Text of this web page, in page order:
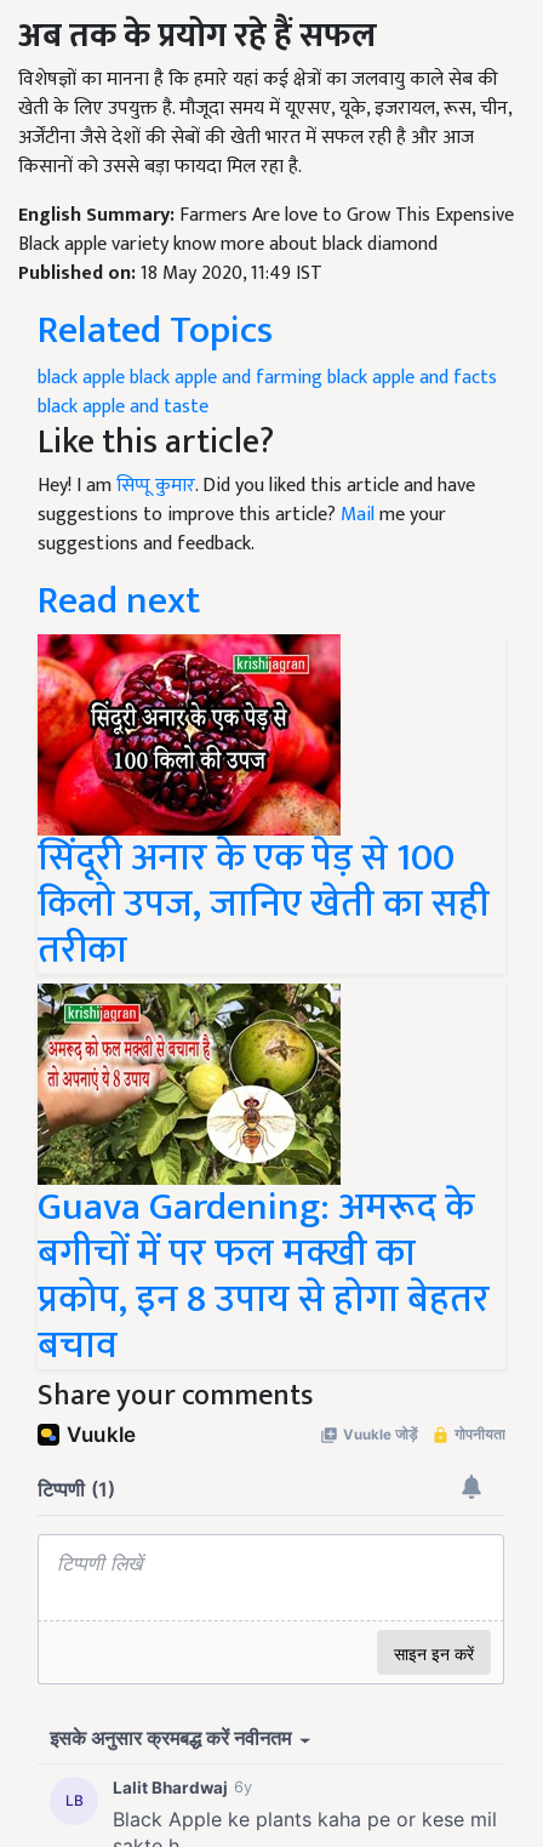
अब तक के प्रयोग रहे हैं सफल
विशेषज्ञों का मानना है कि हमारे यहां कई क्षेत्रों का जलवायु काले सेब की
खेती के लिए उपयुक्त है. मौजूदा समय में यूएसए, यूके, इजरायल, रूस, चीन,
अर्जेंटीना जैसे देशों की सेबों की खेती भारत में सफल रही है और आज
किसानों को उससे बड़ा फायदा मिल रहा है.
English Summary:Farmers Are love to Grow This Expensive
Black apple variety know more about black diamond
Published on:18 May 2020, 11:49 IST
Related Topics
black appleblack apple and farmingblack apple and facts
black apple and taste
Like this article?
Hey! I amसिप्पू कुमार. Did you liked this article and have
suggestions to improve this article? Mailme your
suggestions and feedback.
Read next
सिंदूरी अनार के एक पेड़ से 100
किलो उपज, जानिए खेती का सही
तरीका
Guava Gardening: अमरूद के
बगीचों में पर फल मक्खी का
प्रकोप, इन 8 उपाय से होगा बेहतर
बचाव
Share your comments